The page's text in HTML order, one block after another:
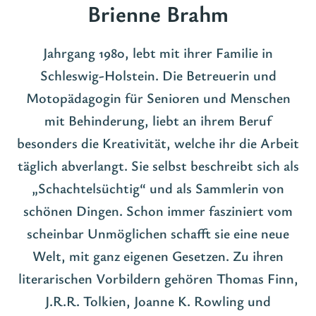
Brienne Brahm
Jahrgang 1980, lebt mit ihrer Familie in
Schleswig-Holstein. Die Betreuerin und
Motopädagogin für Senioren und Menschen
mit Behinderung, liebt an ihrem Beruf
besonders die Kreativität, welche ihr die Arbeit
täglich abverlangt. Sie selbst beschreibt sich als
„Schachtelsüchtig“ und als Sammlerin von
schönen Dingen. Schon immer fasziniert vom
scheinbar Unmöglichen schafft sie eine neue
Welt, mit ganz eigenen Gesetzen. Zu ihren
literarischen Vorbildern gehören Thomas Finn,
J.R.R. Tolkien, Joanne K. Rowling und